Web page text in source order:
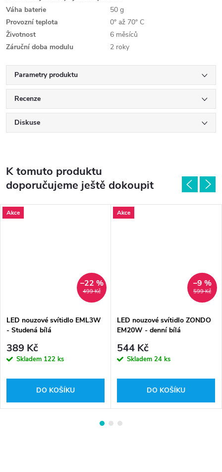
Váha baterie
50 g
Provozní teplota
0° až 70° C
Životnost
6 měsíců
Záruční doba modulu
2 roky
Parametry produktu
Recenze
Diskuse
K tomuto produktu
doporučujeme ještě dokoupit
Akce
499 Kč
–22 %
LED nouzové svítidlo EML3W
- Studená bílá
389 Kč
Skladem 122 ks
DO KOŠÍKU
Akce
599 Kč
–9 %
LED nouzové svítidlo ZONDO
EM20W - denní bílá
544 Kč
Skladem 24 ks
DO KOŠÍKU